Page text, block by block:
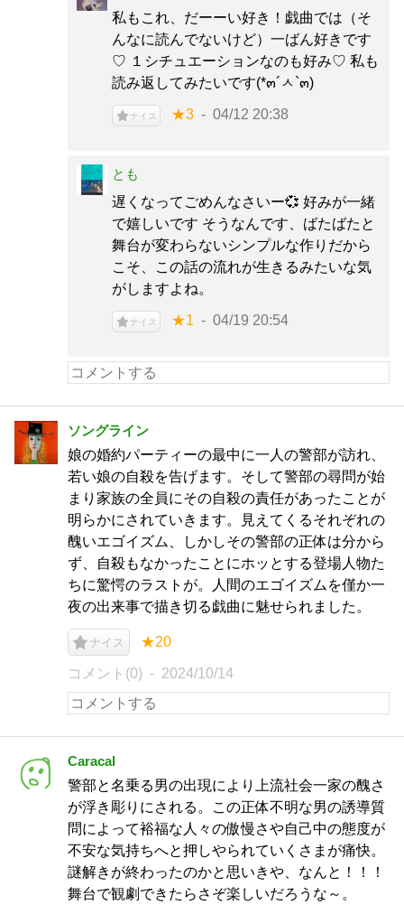
私もこれ、だーーい好き！戯曲では（そ
んなに読んでないけど）一ばん好きです
♡ １シチュエーションなのも好み♡ 私も
読み返してみたいです(*๓´ㅅ`๓)
ナイス ★3 04/12 20:38
とも
遅くなってごめんなさいー💞 好みが一緒
で嬉しいです そうなんです、ばたばたと
舞台が変わらないシンプルな作りだから
こそ、この話の流れが生きるみたいな気
がしますよね。
ナイス ★1 04/19 20:54
ソングライン
娘の婚約パーティーの最中に一人の警部が訪れ、
若い娘の自殺を告げます。そして警部の尋問が始
まり家族の全員にその自殺の責任があったことが
明らかにされていきます。見えてくるそれぞれの
醜いエゴイズム、しかしその警部の正体は分から
ず、自殺もなかったことにホッとする登場人物た
ちに驚愕のラストが。人間のエゴイズムを僅か一
夜の出来事で描き切る戯曲に魅せられました。
ナイス ★20
コメント(0) 2024/10/14
Caracal
警部と名乗る男の出現により上流社会一家の醜さ
が浮き彫りにされる。この正体不明な男の誘導質
問によって裕福な人々の傲慢さや自己中の態度が
不安な気持ちへと押しやられていくさまが痛快。
謎解きが終わったのかと思いきや、なんと！！！
舞台で観劇できたらさぞ楽しいだろうな～。